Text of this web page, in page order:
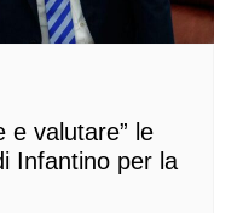
e valutare” le
Infantino per la